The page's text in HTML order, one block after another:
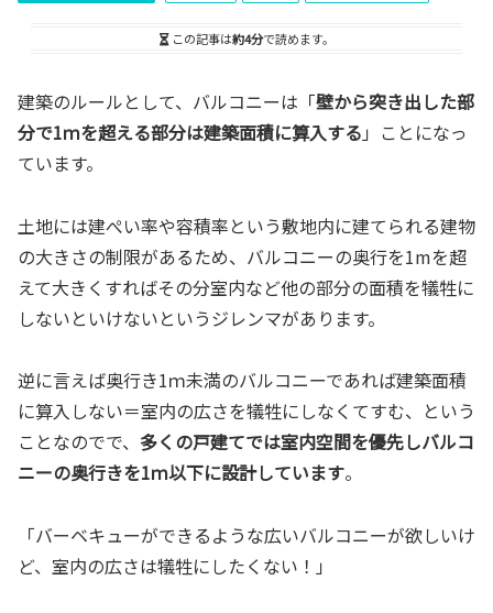
この記事は約4分で読めます。
建築のルールとして、バルコニーは「壁から突き出した部
分で1ｍを超える部分は建築面積に算入する 」ことになっ
ています。
土地には建ぺい率や容積率という敷地内に建てられる建物
の大きさの制限があるため、バルコニーの奥行を1mを超
えて大きくすればその分室内など他の部分の面積を犠牲に
しないといけないというジレンマがあります。
逆に言えば奥行き1ｍ未満のバルコニーであれば建築面積
に算入しない＝室内の広さを犠牲にしなくてすむ、という
ことなのでで、 多くの戸建てでは室内空間を優先しバルコ
ニーの奥行きを1ｍ以下に設計しています。
「バーベキューができるような広いバルコニーが欲しいけ
ど、室内の広さは犠牲にしたくない！」